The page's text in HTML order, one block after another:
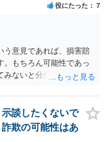
役にたった 7
う意見であれば、損害賠
。もちろん可能性であっ
みないと分かりません
に影響があれば休業損害
談したくないで
欺の可能性はあ